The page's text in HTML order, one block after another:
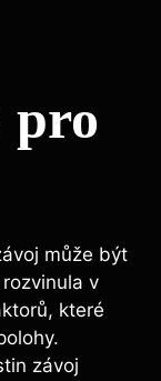
pro
může být
v
které
závoj